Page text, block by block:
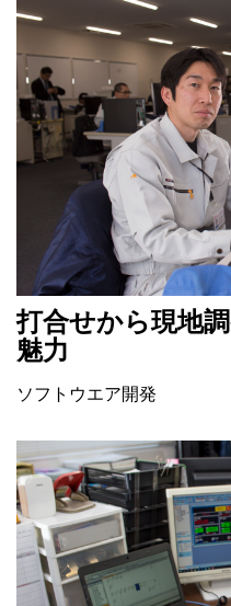
打合せから現地
魅力
ソフトウエア開発